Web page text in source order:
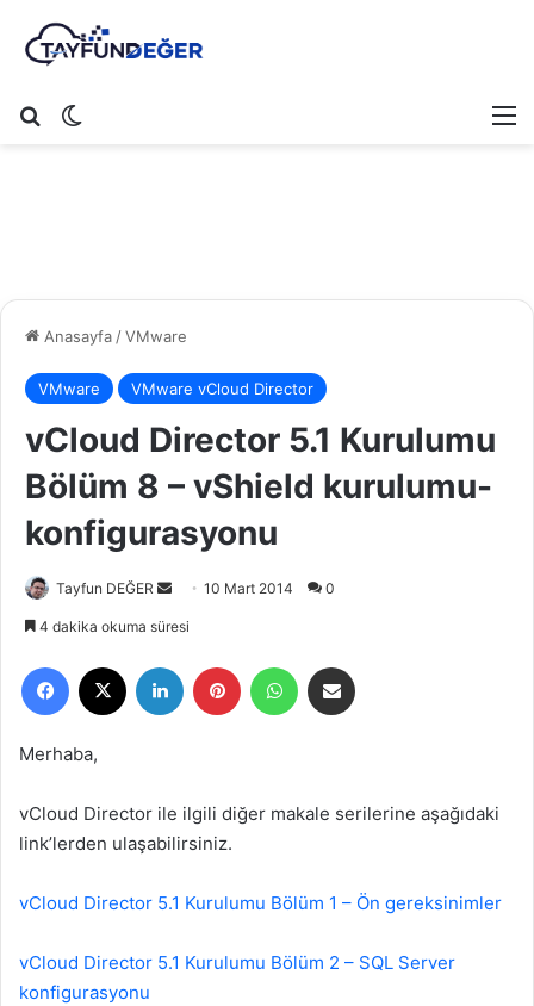
Arama yap ...
Anasayfa/VMware
VMware VMware vCloud Director
vCloud Director 5.1 Kurulumu
Bölüm 8 – vShield kurulumu-
konfigurasyonu
Tayfun DEĞER
e
-
t
a
ö
d
10 Mart 2014 0
4 dakika okuma süresi
Merhaba,
vCloud Director ile ilgili diğer makale serilerine aşağıdaki
link’lerden ulaşabilirsiniz.
vCloud Director 5.1 Kurulumu Bölüm 1 – Ön gereksinimler
vCloud Director 5.1 Kurulumu Bölüm 2 – SQL Server
konfigurasyonu